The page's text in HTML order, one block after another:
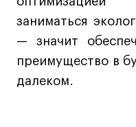
Карьера
Ассоциация
Центр карьеры
Живые проекты
заниматься
— значит
преимущество в
далеком.